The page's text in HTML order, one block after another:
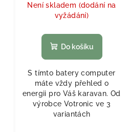
Není skladem (dodání na
vyžádání)
Do košíku
S tímto batery computer
máte vždy přehled o
energii pro Váš karavan. Od
výrobce Votronic ve 3
variantách